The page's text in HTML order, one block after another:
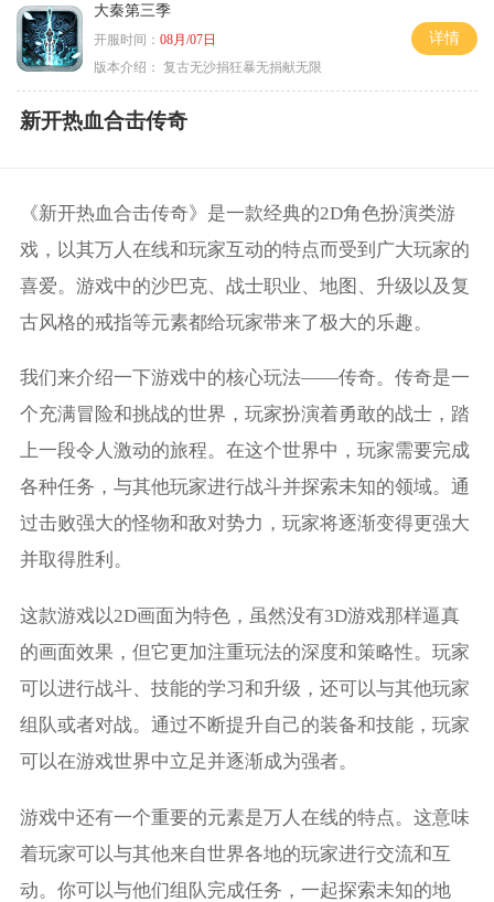
大秦第三季
开服时间： 08月/07日
版本介绍： 复古无沙捐狂暴无捐献无限
详情
新开热血合击传奇
《新开热血合击传奇》是一款经典的2D角色扮演类游
戏，以其万人在线和玩家互动的特点而受到广大玩家的
喜爱。游戏中的沙巴克、战士职业、地图、升级以及复
古风格的戒指等元素都给玩家带来了极大的乐趣。
我们来介绍一下游戏中的核心玩法——传奇。传奇是一
个充满冒险和挑战的世界，玩家扮演着勇敢的战士，踏
上一段令人激动的旅程。在这个世界中，玩家需要完成
各种任务，与其他玩家进行战斗并探索未知的领域。通
过击败强大的怪物和敌对势力，玩家将逐渐变得更强大
并取得胜利。
这款游戏以2D画面为特色，虽然没有3D游戏那样逼真
的画面效果，但它更加注重玩法的深度和策略性。玩家
可以进行战斗、技能的学习和升级，还可以与其他玩家
组队或者对战。通过不断提升自己的装备和技能，玩家
可以在游戏世界中立足并逐渐成为强者。
游戏中还有一个重要的元素是万人在线的特点。这意味
着玩家可以与其他来自世界各地的玩家进行交流和互
动。你可以与他们组队完成任务，一起探索未知的地